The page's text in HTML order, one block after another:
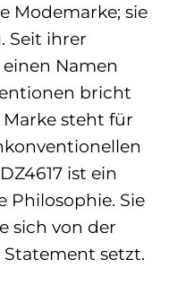
Modemarke; sie
Seit ihrer
Namen
bricht
steht für
ist ein
Philosophie. Sie
sich von der
setzt.